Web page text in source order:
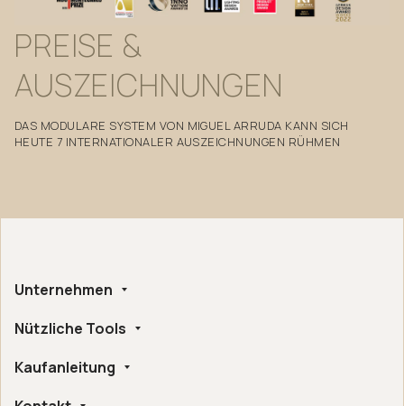
PREISE &
AUSZEICHNUNGEN
DAS MODULARE SYSTEM VON MIGUEL ARRUDA KANN SICH
HEUTE 7 INTERNATIONALER AUSZEICHNUNGEN RÜHMEN
Unternehmen
Über uns
Ethische und Umweltbezogene Zertifizierungen
Digitale Barrierefreiheit
Nützliche Tools
Whistleblowing
Kaufanleitung